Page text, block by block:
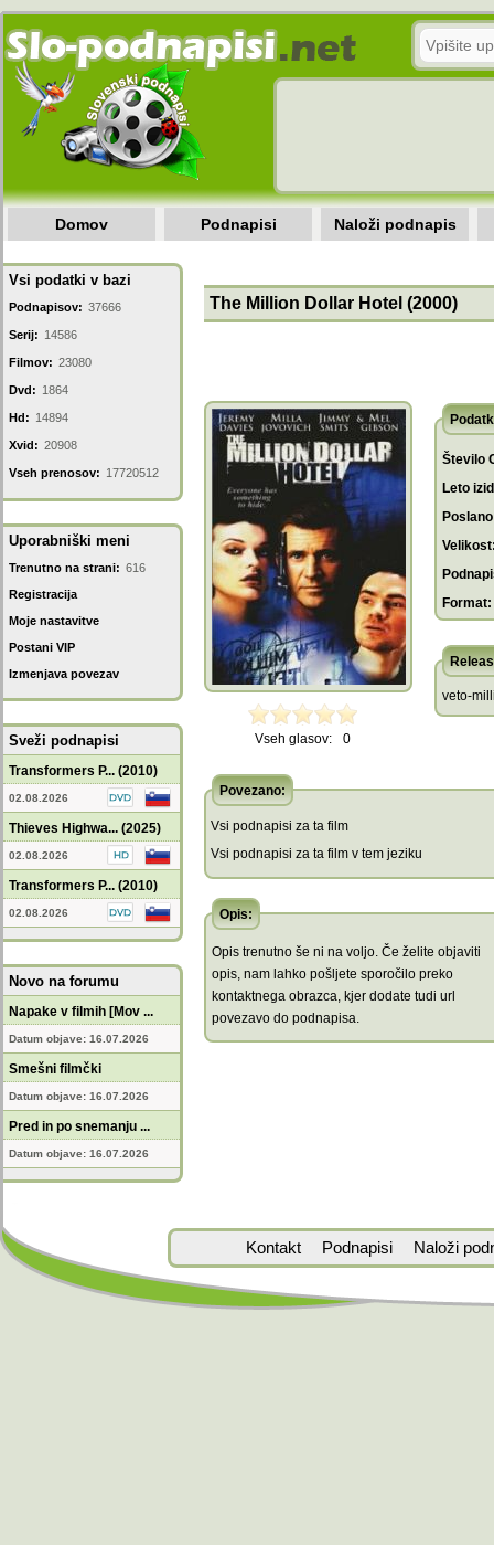
Domov Podnapisi Naloži podnapis
Vsi podatki v bazi
Podnapisov: 37666
Serij: 14586
Filmov: 23080
Dvd: 1864
Hd: 14894
Xvid: 20908
Vseh prenosov: 17720512
Uporabniški meni
Trenutno na strani: 616
Registracija
Moje nastavitve
Postani VIP
Izmenjava povezav
Sveži podnapisi
Transformers P... (2010)
02.08.2026
Thieves Highwa... (2025)
02.08.2026
Transformers P... (2010)
02.08.2026
Novo na forumu
Napake v filmih [Mov ...
Datum objave: 16.07.2026
Smešni filmčki
Datum objave: 16.07.2026
Pred in po snemanju ...
Datum objave: 16.07.2026
The Million Dollar Hotel (2000)
Vseh glasov: 0
Število
Leto
Format:
veto-
Povezano:
Vsi podnapisi za ta film
Vsi podnapisi za ta film v tem jeziku
Opis:
Opis trenutno še ni na voljo. Če želite objaviti
opis, nam lahko pošljete sporočilo preko
kontaktnega obrazca, kjer dodate tudi url
povezavo do podnapisa.
Kontakt Podnapisi Naloži